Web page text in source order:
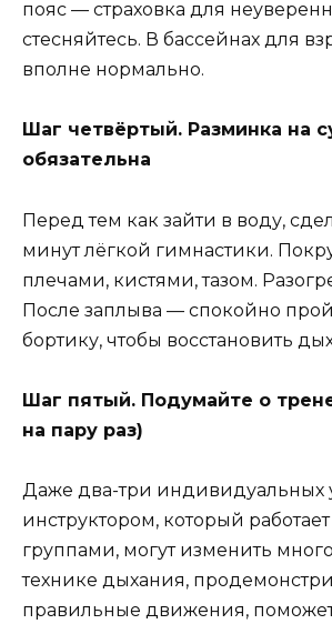
пояс — страховка для
стесняйтесь. В бассейнах для
вполне нормально.
Шаг четвёртый. Разминка на
обязательна
Перед тем как зайти в воду,
минут лёгкой гимнастики.
плечами, кистями, тазом.
После заплыва — спокойно
бортику, чтобы восстановить
Шаг пятый. Подумайте о
на пару раз)
Даже два-три индивидуальных
инструктором, который
группами, могут изменить
технике дыхания,
правильные движения,